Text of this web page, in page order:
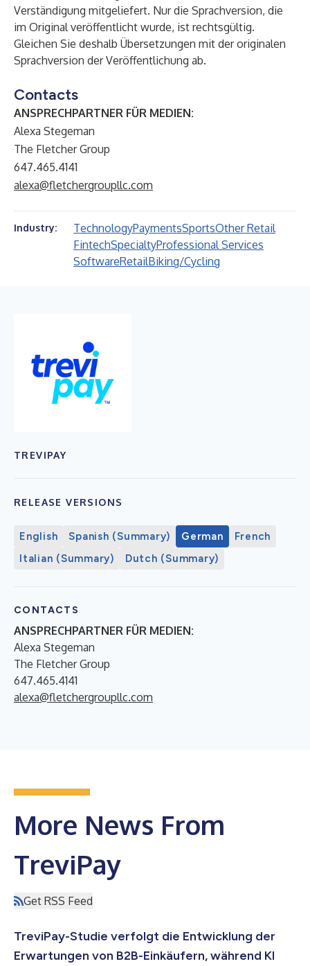
Verständigung mitgeliefert. Nur die Sprachversion, die
im Original veröffentlicht wurde, ist rechtsgültig.
Gleichen Sie deshalb Übersetzungen mit der originalen
Sprachversion der Veröffentlichung ab.
Contacts
ANSPRECHPARTNER FÜR MEDIEN:
Alexa Stegeman
The Fletcher Group
647.465.4141
alexa@fletchergroupllc.com
Industry: TechnologyPaymentsSportsOther Retail
FintechSpecialtyProfessional Services
SoftwareRetailBiking/Cycling
TREVIPAY
RELEASE VERSIONS
English Spanish (Summary) German
French
Italian (Summary)
Dutch (Summary)
CONTACTS
ANSPRECHPARTNER FÜR MEDIEN:
Alexa Stegeman
The Fletcher Group
647.465.4141
alexa@fletchergroupllc.com
More News From
TreviPay
Get RSS Feed
TreviPay-Studie verfolgt die Entwicklung der
Erwartungen von B2B-Einkäufern, während KI